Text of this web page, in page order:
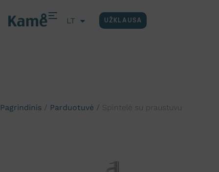
LT
EN UŽKLAUSA
Pagrindinis / Parduotuvė / Spintelė su praustuvu